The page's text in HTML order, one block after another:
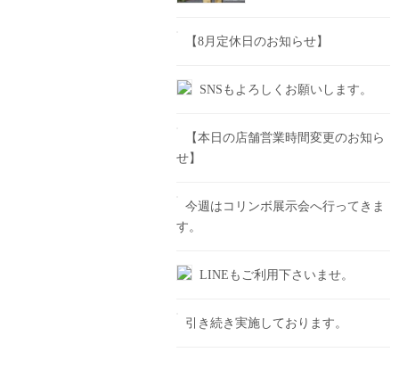
【8月定休日のお知らせ】
SNSもよろしくお願いします。
【本日の店舗営業時間変更のお知ら
せ】
今週はコリンボ展示会へ行ってきま
す。
LINEもご利用下さいませ。
引き続き実施しております。